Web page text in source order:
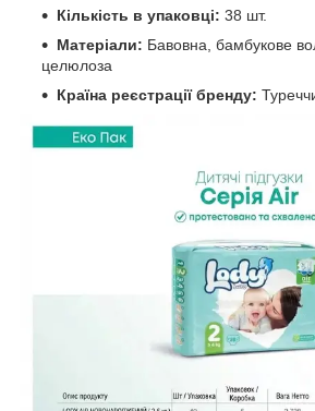
Кількість в упаковці: 38 шт.
Матеріали: Бавовна, бамбукове
целюлоза
Країна реєстрації бренду: